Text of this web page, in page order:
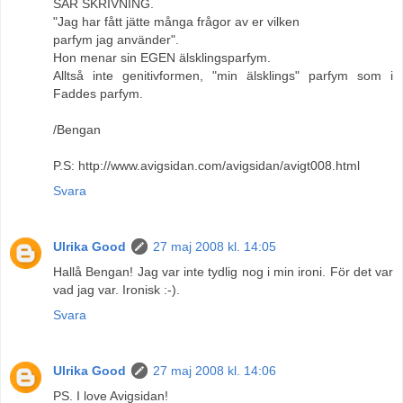
SÄR SKRIVNING.
"Jag har fått jätte många frågor av er vilken
parfym jag använder".
Hon menar sin EGEN älsklingsparfym.
Alltså inte genitivformen, "min älsklings" parfym som i
Faddes parfym.
/Bengan
P.S: http://www.avigsidan.com/avigsidan/avigt008.html
Svara
Ulrika Good
27 maj 2008 kl. 14:05
Hallå Bengan! Jag var inte tydlig nog i min ironi. För det var
vad jag var. Ironisk :-).
Svara
Ulrika Good
27 maj 2008 kl. 14:06
PS. I love Avigsidan!